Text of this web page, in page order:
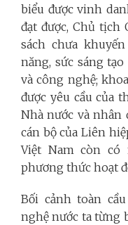
biểu được vinh
đạt được, Chủ tịch
sách chưa
năng, sức sáng
và công nghệ;
được yêu cầu của
Nhà nước và nhân
cán bộ của Liên
Việt Nam còn có
phương thức hoạt
Bối cảnh toàn
nghệ nước ta từng